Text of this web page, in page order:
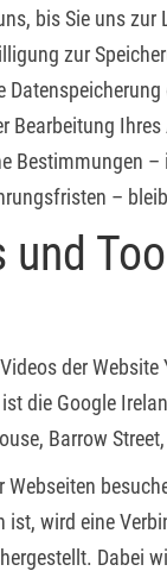
bis Sie uns zur
zur
Bearbeitung Ihres
Bestimmungen –
–
und
der Website
die Google
Barrow
Webseiten
ist, wird eine
Dabei